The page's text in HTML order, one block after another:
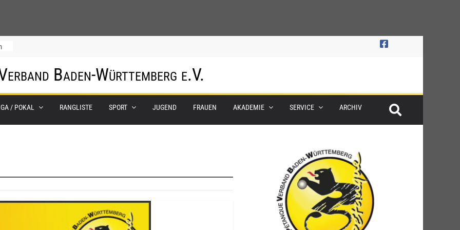
Baden-Württemberg e.V.
/ POKAL RANGLISTE SPORT JUGEND FRAUEN AKADEMIE SERVICE ARCHIV